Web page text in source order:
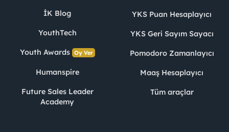
İK Blog
YouthTech
Youth Awards Oy Ver
Humanspire
Future Sales Leader
Academy
YKS Puan Hesaplayıcı
YKS Geri Sayım Sayacı
Pomodoro Zamanlayıcı
Maaş Hesaplayıcı
Tüm araçlar